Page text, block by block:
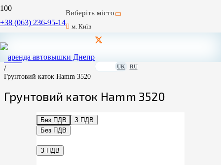
+38 (063) 236-95-14
Виберіть місто
м. Київ
UK RU
Головна
/
Катки
/
Грунтовий каток Hamm 3520
Грунтовий каток Hamm 3520
Без ПДВ
З ПДВ
Без ПДВ
З ПДВ